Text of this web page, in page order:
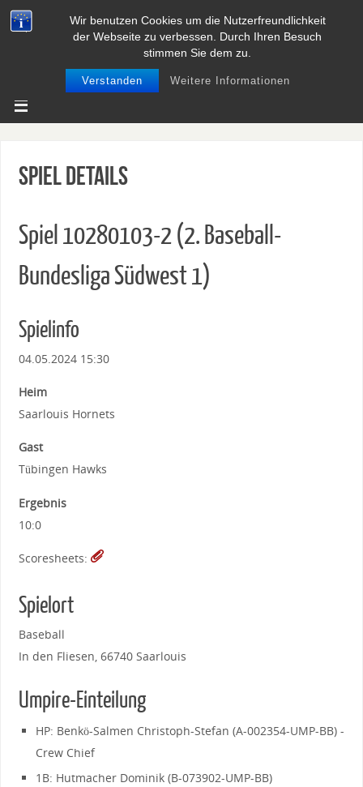
Wir benutzen Cookies um die Nutzerfreundlichkeit
der Webseite zu verbessen. Durch Ihren Besuch
stimmen Sie dem zu.
Verstanden Weitere Informationen
BASEBALL UND SOFTBALL IN
NIEDERSACHSEN
Spiel Details
Spiel 10280103-2 (2. Baseball-
Bundesliga Südwest 1)
Spielinfo
04.05.2024 15:30
Heim
Saarlouis Hornets
Gast
Tübingen Hawks
Ergebnis
10:0
Scoresheets:
Spielort
Baseball
In den Fliesen, 66740 Saarlouis
Umpire-Einteilung
HP: Benkö-Salmen Christoph-Stefan (A-002354-UMP-BB) -
Crew Chief
1B: Hutmacher Dominik (B-073902-UMP-BB)